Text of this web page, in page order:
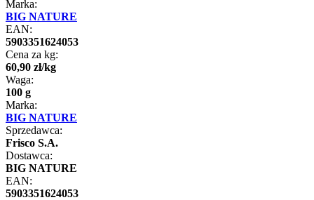
Marka:
BIG NATURE
EAN:
5903351624053
Cena za kg:
60,90 zł/kg
Waga:
100 g
Marka:
BIG NATURE
Sprzedawca:
Frisco S.A.
Dostawca:
BIG NATURE
EAN:
5903351624053